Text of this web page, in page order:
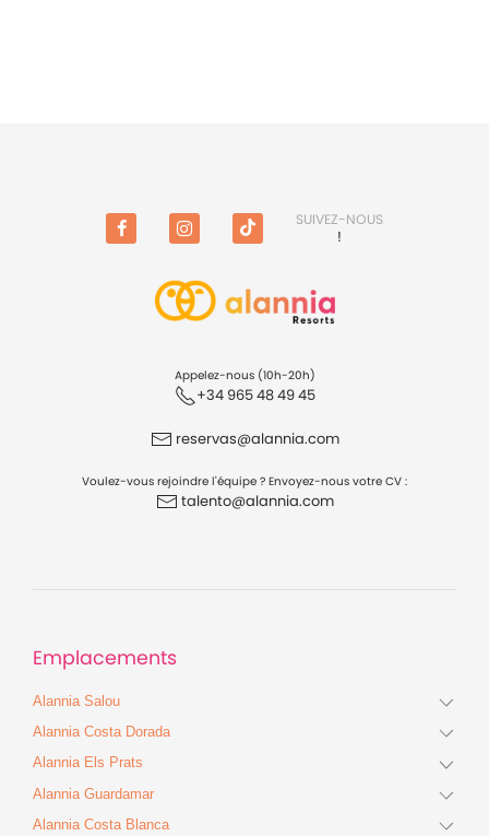
anglais)
SUIVEZ-NOUS
!
Appelez-nous (10h-20h)
+34 965 48 49 45
reservas@alannia.com
Voulez-vous rejoindre l'équipe ? Envoyez-nous votre CV :
talento@alannia.com
Emplacements
Alannia Salou
Alannia Costa Dorada
Alannia Els Prats
Alannia Guardamar
Alannia Costa Blanca